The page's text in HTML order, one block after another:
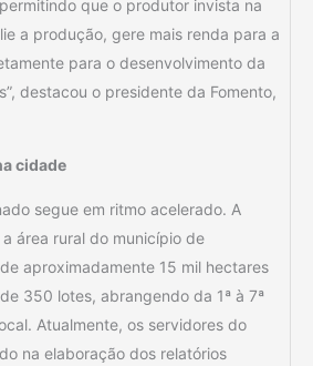
que o produtor invista na
a produção, gere mais renda para a
para o desenvolvimento da
destacou o presidente da Fomento,
cidade
segue em ritmo acelerado. A
área rural do município de
aproximadamente 15 mil hectares
350 lotes, abrangendo da 1ª à 7ª
Atualmente, os servidores do
na elaboração dos relatórios